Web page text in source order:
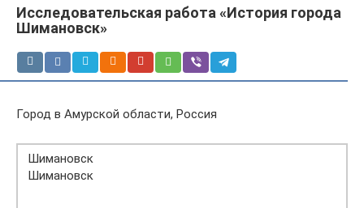
Исследовательская работа «История города
Шимановск»
Город в Амурской области, Россия
Шимановск
Шимановск